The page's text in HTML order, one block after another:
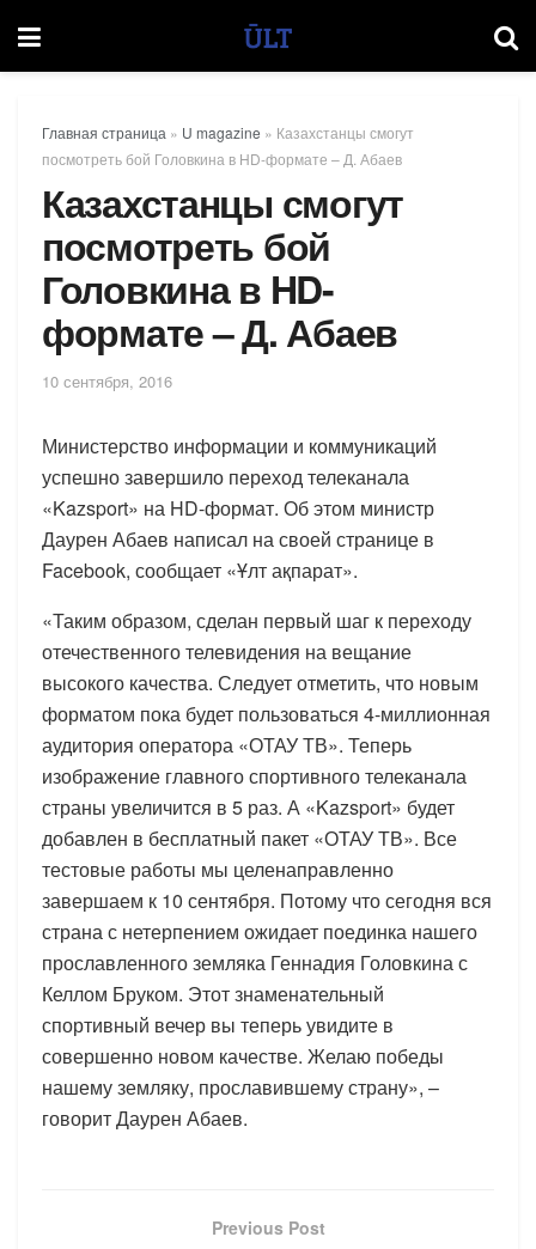
Главная страница » U magazine » Казахстанцы смогут
посмотреть бой Головкина в HD-формате – Д. Абаев
Казахстанцы смогут
посмотреть бой
Головкина в HD-
формате – Д. Абаев
10 сентября, 2016
Министерство информации и коммуникаций
успешно завершило переход телеканала
«Kazsport» на HD-формат. Об этом министр
Даурен Абаев написал на своей странице в
Facebook, сообщает «Ұлт ақпарат».
«Таким образом, сделан первый шаг к переходу
отечественного телевидения на вещание
высокого качества. Следует отметить, что новым
форматом пока будет пользоваться 4-миллионная
аудитория оператора «ОТАУ ТВ». Теперь
изображение главного спортивного телеканала
страны увеличится в 5 раз. А «Kazsport» будет
добавлен в бесплатный пакет «ОТАУ ТВ». Все
тестовые работы мы целенаправленно
завершаем к 10 сентября. Потому что сегодня вся
страна с нетерпением ожидает поединка нашего
прославленного земляка Геннадия Головкина с
Келлом Бруком. Этот знаменательный
спортивный вечер вы теперь увидите в
совершенно новом качестве. Желаю победы
нашему земляку, прославившему страну», –
говорит Даурен Абаев.
Previous Post